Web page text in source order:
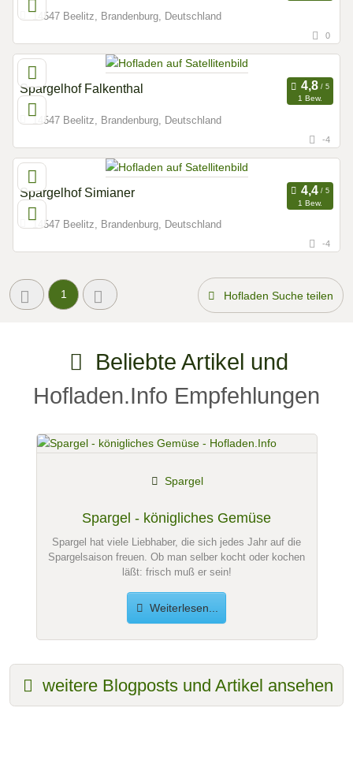
14547 Beelitz, Brandenburg, Deutschland
0
Spargelhof Falkenthal
1 Bew.
14547 Beelitz, Brandenburg, Deutschland
-4
Spargelhof Simianer
1 Bew.
14547 Beelitz, Brandenburg, Deutschland
-4
1 Hofladen Suche teilen
Beliebte Artikel und
Hofladen.Info Empfehlungen
Spargel - königliches Gemüse
Spargel
Spargel hat viele Liebhaber, die sich jedes Jahr auf die
Spargelsaison freuen. Ob man selber kocht oder kochen
läßt: frisch muß er sein!
Weiterlesen...
weitere Blogposts und Artikel ansehen